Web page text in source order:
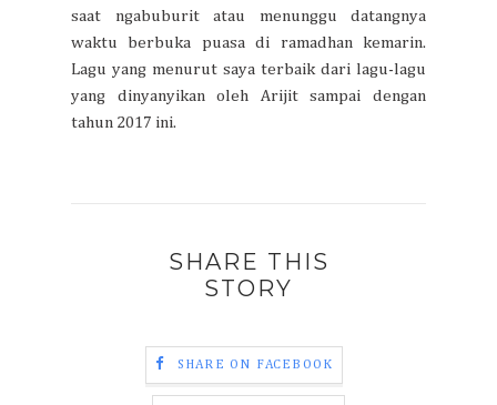
saat ngabuburit atau menunggu datangnya
waktu berbuka puasa di ramadhan kemarin.
Lagu yang menurut saya terbaik dari lagu-lagu
yang dinyanyikan oleh Arijit sampai dengan
tahun 2017 ini.
SHARE THIS
STORY
SHARE ON FACEBOOK